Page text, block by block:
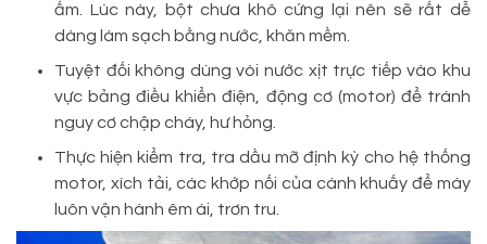
ấm. Lúc này, bột chưa khô cứng lại nên sẽ rất dễ
dàng làm sạch bằng nước, khăn mềm.
Tuyệt đối không dùng vòi nước xịt trực tiếp vào khu
vực bảng điều khiển điện, động cơ (motor) để tránh
nguy cơ chập cháy, hư hỏng.
Thực hiện kiểm tra, tra dầu mỡ định kỳ cho hệ thống
motor, xích tải, các khớp nối của cánh khuấy để máy
luôn vận hành êm ái, trơn tru.